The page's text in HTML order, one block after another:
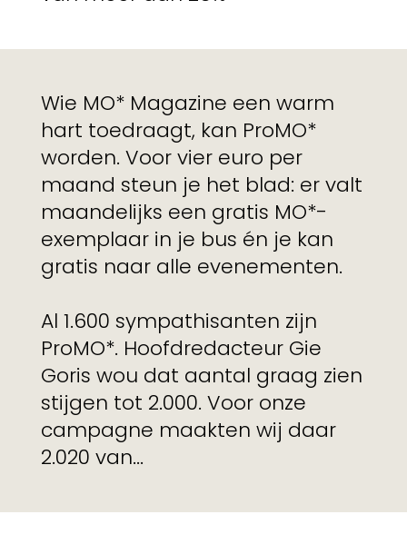
Wie MO* Magazine een warm
hart toedraagt, kan ProMO*
worden. Voor vier euro per
maand steun je het blad: er valt
maandelijks een gratis MO*-
exemplaar in je bus én je kan
gratis naar alle evenementen.
Al 1.600 sympathisanten zijn
ProMO*. Hoofdredacteur Gie
Goris wou dat aantal graag zien
stijgen tot 2.000. Voor onze
campagne maakten wij daar
2.020 van...